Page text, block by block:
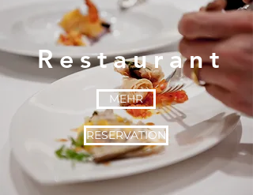
Restaurant
MEHR
RESERVATION